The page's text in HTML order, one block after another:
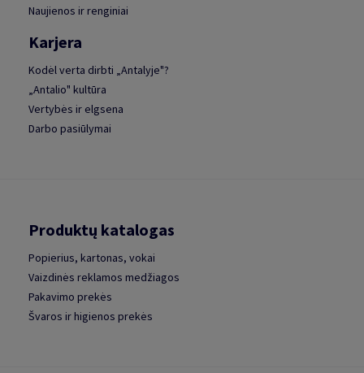
Naujienos ir renginiai
Karjera
Kodėl verta dirbti „Antalyje"?
„Antalio" kultūra
Vertybės ir elgsena
Darbo pasiūlymai
Produktų katalogas
Popierius, kartonas, vokai
Vaizdinės reklamos medžiagos
Pakavimo prekės
Švaros ir higienos prekės